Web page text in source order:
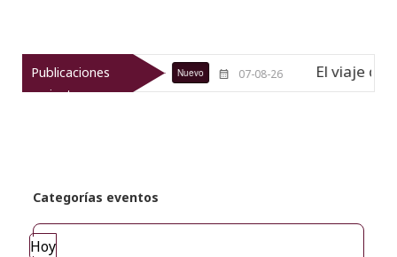
Publicaciones
recientes
de Texcoco Nuevo 07-08-26 El viaje del
Categorías eventos
Hoy